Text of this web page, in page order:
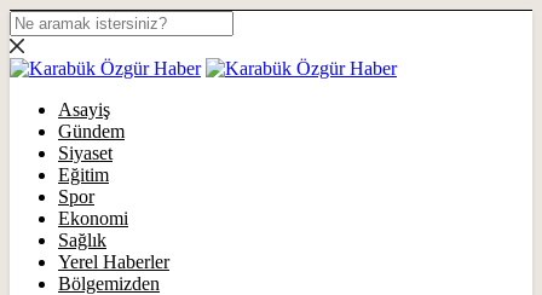
Asayiş
Gündem
Siyaset
Eğitim
Spor
Ekonomi
Sağlık
Yerel Haberler
Bölgemizden